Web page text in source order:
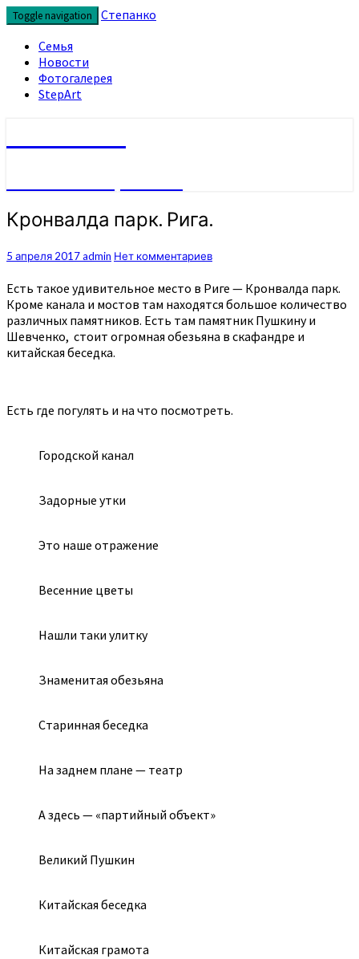
Перейти
к
содержимому
Toggle navigation
Степанко
Семья
Новости
Фотогалерея
StepArt
Кронвалда
парк.
Кронвалда парк. Рига.
5 апреля 2017admin Комментарии
Нет комментариев
Есть такое удивительное место в Риге — Кронвалда парк.
Кроме канала и мостов там находятся большое количество
различных памятников. Есть там памятник Пушкину и
Шевченко, стоит огромная обезьяна в скафандре и
китайская беседка.
Есть где погулять и на что посмотреть.
Городской канал
Задорные утки
Это наше отражение
Весенние цветы
Нашли таки улитку
Знаменитая обезьяна
Старинная беседка
На заднем плане — театр
А здесь — «партийный объект»
Великий Пушкин
Китайская беседка
Китайская грамота